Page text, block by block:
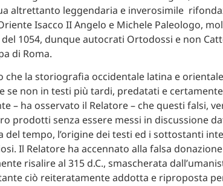
altrettanto leggendaria e inverosimile
Isacco II Angelo e Michele Paleologo,
1054, dunque autocrati Ortodossi e non
di Roma.
che la storiografia occidentale latina e
se non in testi più tardi, predatati e
– ha osservato il Relatore – che questi falsi,
prodotti senza essere messi in discussione
del tempo, l’origine dei testi ed i sottostanti
Il Relatore ha accennato alla falsa
risalire al 315 d.C., smascherata
ciò reiteratamente addotta e riproposta